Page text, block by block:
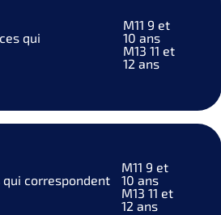
qui
M11 9 et
10 ans
M13 11 et
12 ans
qui correspondent
M11 9 et
10 ans
M13 11 et
12 ans